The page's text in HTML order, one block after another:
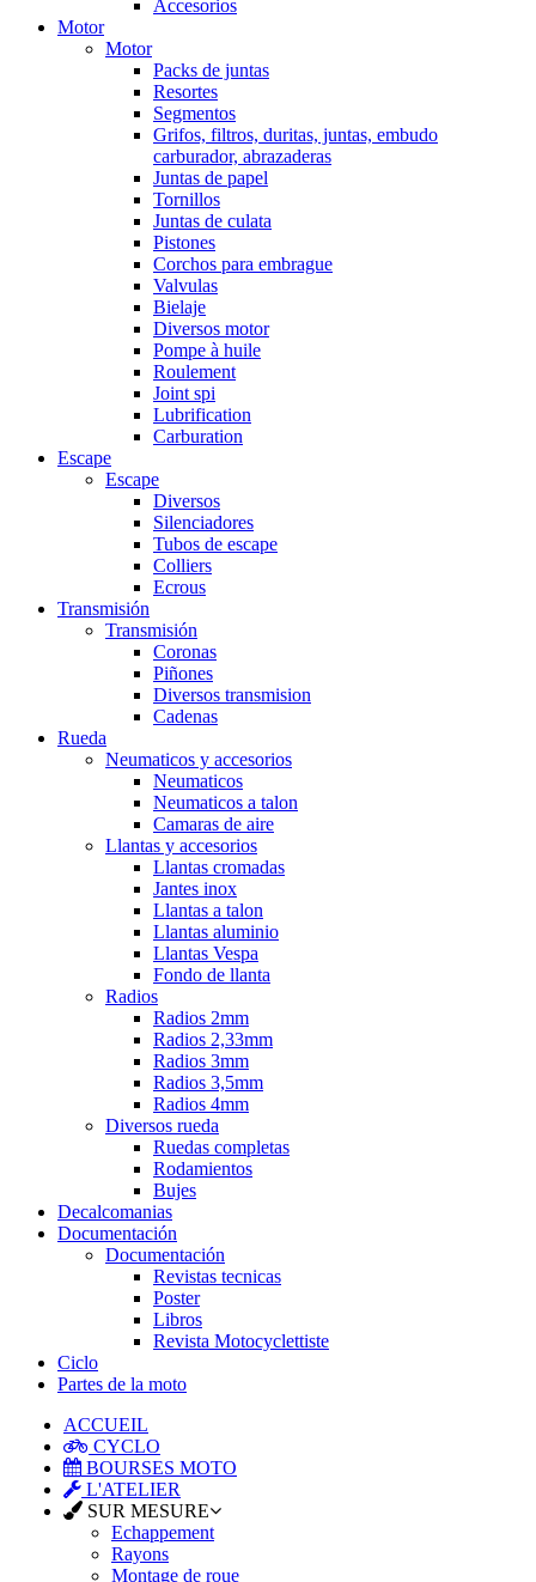
Accesorios
Motor
Motor
Packs de juntas
Resortes
Segmentos
Grifos, filtros, duritas, juntas, embudo
carburador, abrazaderas
Juntas de papel
Tornillos
Juntas de culata
Pistones
Corchos para embrague
Valvulas
Bielaje
Diversos motor
Pompe à huile
Roulement
Joint spi
Lubrification
Carburation
Escape
Escape
Diversos
Silenciadores
Tubos de escape
Colliers
Ecrous
Transmisión
Transmisión
Coronas
Piñones
Diversos transmision
Cadenas
Rueda
Neumaticos y accesorios
Neumaticos
Neumaticos a talon
Camaras de aire
Llantas y accesorios
Llantas cromadas
Jantes inox
Llantas a talon
Llantas aluminio
Llantas Vespa
Fondo de llanta
Radios
Radios 2mm
Radios 2,33mm
Radios 3mm
Radios 3,5mm
Radios 4mm
Diversos rueda
Ruedas completas
Rodamientos
Bujes
Decalcomanias
Documentación
Documentación
Revistas tecnicas
Poster
Libros
Revista Motocyclettiste
Ciclo
Partes de la moto
ACCUEIL
CYCLO
BOURSES MOTO
L'ATELIER
SUR MESURE
Echappement
Rayons
Montage de roue